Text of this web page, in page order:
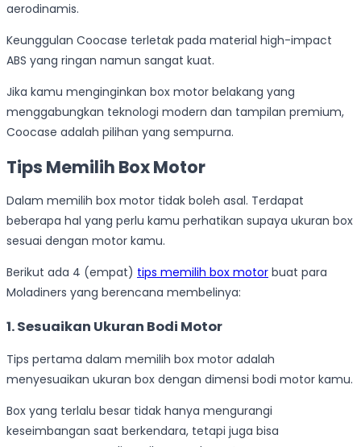
aerodinamis.
Keunggulan Coocase terletak pada material high-impact
ABS yang ringan namun sangat kuat.
Jika kamu menginginkan box motor belakang yang
menggabungkan teknologi modern dan tampilan premium,
Coocase adalah pilihan yang sempurna.
Tips Memilih Box Motor
Dalam memilih box motor tidak boleh asal. Terdapat
beberapa hal yang perlu kamu perhatikan supaya ukuran box
sesuai dengan motor kamu.
Berikut ada 4 (empat) tips memilih box motor buat para
Moladiners yang berencana membelinya:
1.Sesuaikan Ukuran Bodi Motor
Tips pertama dalam memilih box motor adalah
menyesuaikan ukuran box dengan dimensi bodi motor kamu.
Box yang terlalu besar tidak hanya mengurangi
keseimbangan saat berkendara, tetapi juga bisa